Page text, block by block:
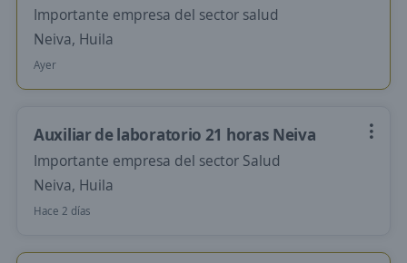
Importante empresa del sector salud
Neiva, Huila
Ayer
Auxiliar de laboratorio 21 horas Neiva
Importante empresa del sector Salud
Neiva, Huila
Hace 2 días